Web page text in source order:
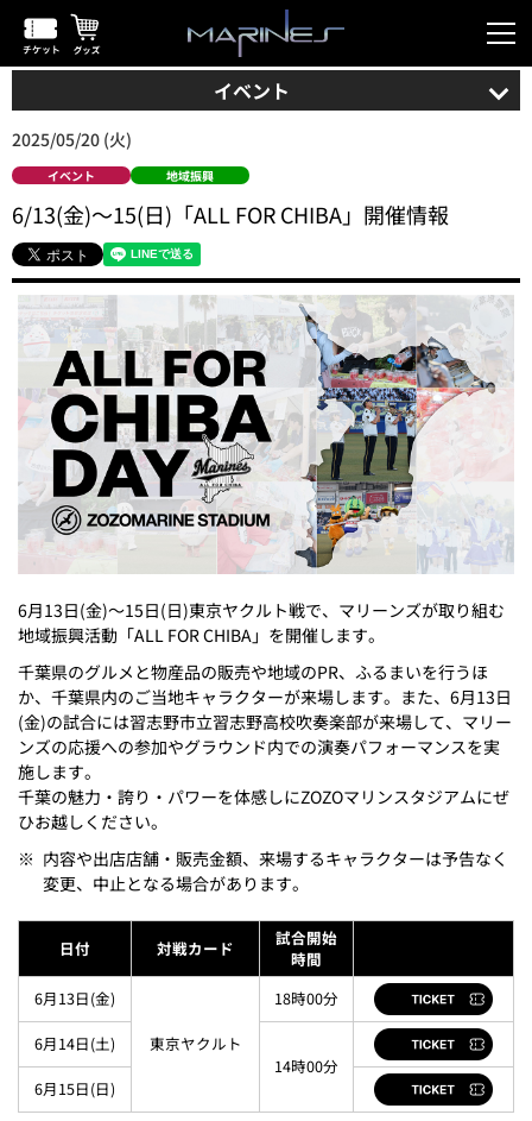
イベント
2025/05/20 (火)
イベント 地域振興
6/13(金)～15(日)「ALL FOR CHIBA」開催情報
6月13日(金)～15日(日)東京ヤクルト戦で、マリーンズが取り組む
地域振興活動「ALL FOR CHIBA」を開催します。
千葉県のグルメと物産品の販売や地域のPR、ふるまいを行うほ
か、千葉県内のご当地キャラクターが来場します。また、6月13日
(金)の試合には習志野市立習志野高校吹奏楽部が来場して、マリー
ンズの応援への参加やグラウンド内での演奏パフォーマンスを実
施します。
千葉の魅力・誇り・パワーを体感しにZOZOマリンスタジアムにぜ
ひお越しください。
※ 内容や出店店舗・販売金額、来場するキャラクターは予告なく
変更、中止となる場合があります。
日付 対戦カード
試合開始
時間
6月13日(金)
東京ヤクルト
18時00分
6月14日(土)
14時00分
6月15日(日)